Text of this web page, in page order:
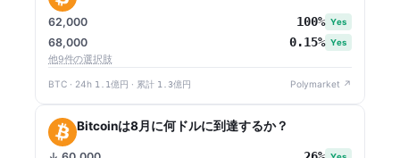
62,000 100% Yes
68,000 0.15% Yes
他9件の選択肢
BTC · 24h 1.1億円 · 累計 1.3億円 Polymarket ↗
Bitcoinは8月に何ドルに到達するか？